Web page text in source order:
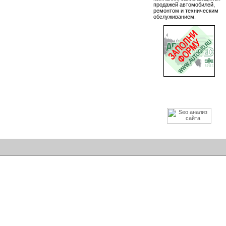
продажей автомобилей,
ремонтом и техническим
обслуживанием.